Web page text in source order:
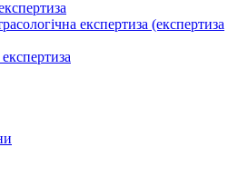
експертиза (експертиза